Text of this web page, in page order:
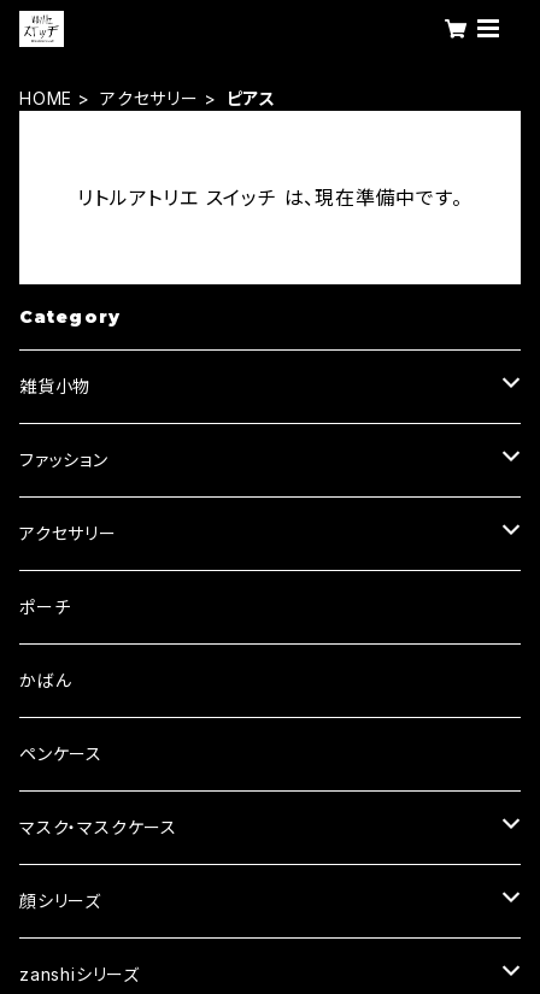
HOME アクセサリー ピアス
リトルアトリエ スイッチ は、現在準備中です。
Category
雑貨小物
キーリング・キーホルダー
ブローチ
ピンバッチ
ブックカバー
ファッション
Tシャツ
アクセサリー
ピアス
イヤリング
ポーチ
かばん
ペンケース
マスク・マスクケース
マスクチャーム
顔シリーズ
ざんしちゃんブローチ
zanshiシリーズ